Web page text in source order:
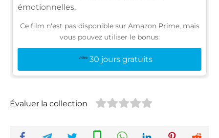
émotionnelles.
Ce film n'est pas disponible sur Amazon Prime, mais
vous pouvez utiliser le bonus:
30 jours gratuits
Évaluer la collection